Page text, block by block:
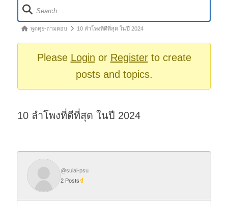
Forum
Navigation
Forumพูดคุย-ถามตอบ 10 ลำโพงที่ดีที่สุด ในปี 2024
Please Login or Registerto create
posts and topics.
10 ลำโพงที่ดีที่สุด ในปี 2024
@sulai-psu
2 Posts